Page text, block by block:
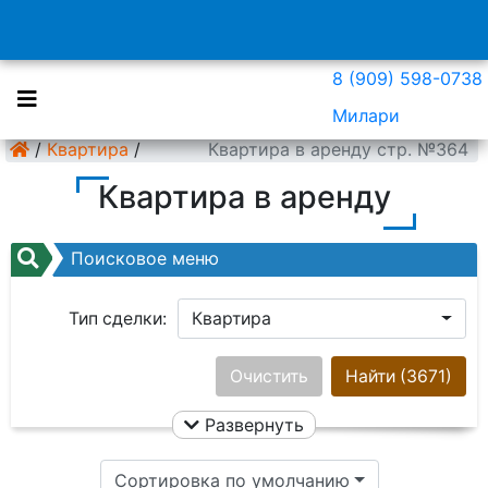
8 (909) 598-0738
Милари
/ Квартира / Квартира в аренду стр. №364
Квартира в аренду
Поисковое меню
Тип сделки: Квартира
Ничего не выбрано
Цена:
Найти (3671)
Очистить
Развернуть
Сортировка по умолчанию